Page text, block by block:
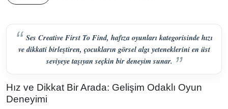
Ses Creative First To Find, hafıza oyunları kategorisinde hızı
ve dikkati birleştiren, çocukların görsel algı yeteneklerini en üst
seviyeye taşıyan seçkin bir deneyim sunar.
Hız ve Dikkat Bir Arada: Gelişim Odaklı Oyun
Deneyimi